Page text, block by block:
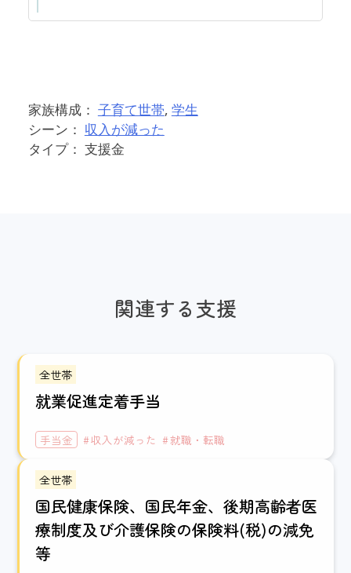
家族構成： 子育て世帯, 学生
シーン： 収入が減った
タイプ： 支援金
関連する支援
全世帯
就業促進定着手当
手当金 収入が減った 就職・転職
全世帯
国民健康保険、国民年金、後期高齢者医
療制度及び介護保険の保険料(税)の減免
等